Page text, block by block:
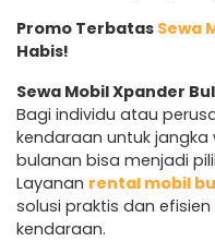
Promo Terbatas Sewa
Habis!
Sewa Mobil Xpander
Bagi individu atau
kendaraan untuk
bulanan bisa menjadi
Layanan rental mobil
solusi praktis dan
kendaraan.